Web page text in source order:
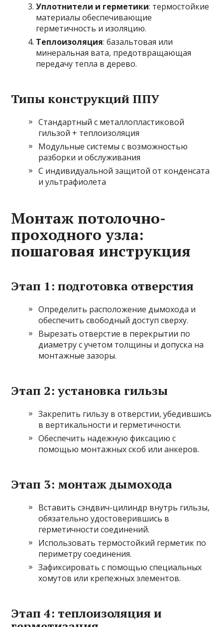
Уплотнители и герметики: термостойкие
материалы обеспечивающие
герметичность и изоляцию.
Теплоизоляция: базальтовая или
минеральная вата, предотвращающая
передачу тепла в дерево.
Типы конструкций ППУ
Стандартный с металлопластиковой
гильзой + теплоизоляция
Модульные системы с возможностью
разборки и обслуживания
С индивидуальной защитой от конденсата
и ультрафиолета
Монтаж потолочно-
проходного узла:
пошаговая инструкция
Этап 1: подготовка отверстия
Определить расположение дымохода и
обеспечить свободный доступ сверху.
Вырезать отверстие в перекрытии по
диаметру с учетом толщины и допуска на
монтажные зазоры.
Этап 2: установка гильзы
Закрепить гильзу в отверстии, убедившись
в вертикальности и герметичности.
Обеспечить надежную фиксацию с
помощью монтажных скоб или анкеров.
Этап 3: монтаж дымохода
Вставить сэндвич-цилиндр внутрь гильзы,
обязательно удостоверившись в
герметичности соединений.
Использовать термостойкий герметик по
периметру соединения.
Зафиксировать с помощью специальных
хомутов или крепежных элементов.
Этап 4: теплоизоляция и